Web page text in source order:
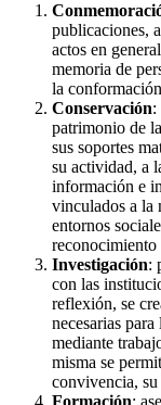
publicaciones,
actos en
memoria de
la
Conservación:
patrimonio de
sus soportes
su actividad, a
información e
vinculados a la
entornos
reconocimiento
Investigación:
con las
reflexión, se
necesarias
mediante
misma se
convivencia,